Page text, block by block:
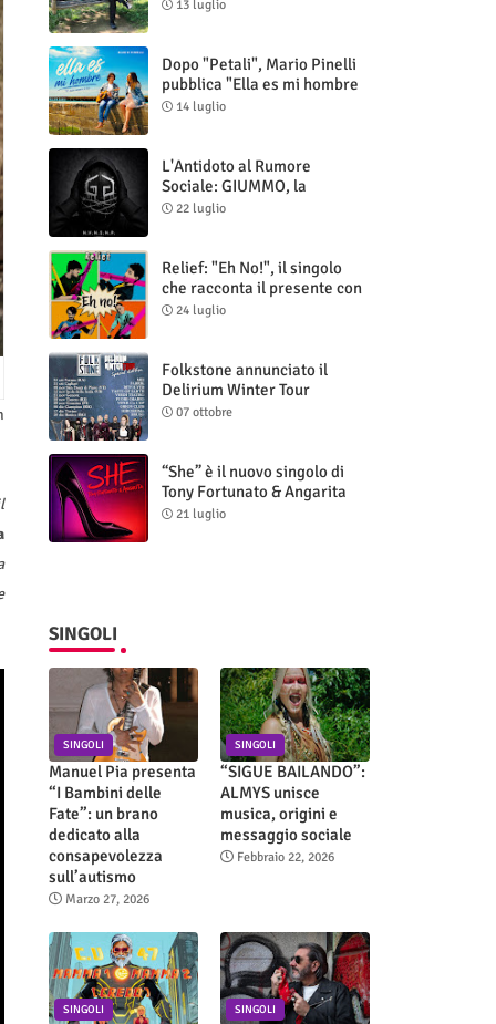
13 luglio
Dopo "Petali", Mario Pinelli
pubblica "Ella es mi hombre
(Il mio uomo è lei)"
14 luglio
L'Antidoto al Rumore
Sociale: GIUMMO, la
Maschera e la Cruda Verità
22 luglio
Relief: "Eh No!", il singolo
che racconta il presente con
ironia e autenticità
24 luglio
Folkstone annunciato il
Delirium Winter Tour
(Special Edition)
07 ottobre
“She” è il nuovo singolo di
Tony Fortunato & Angarita
21 luglio
SINGOLI
SINGOLI
Manuel Pia presenta
“I Bambini delle
Fate”: un brano
dedicato alla
consapevolezza
sull’autismo
Marzo 27, 2026
SINGOLI
“SIGUE BAILANDO”:
ALMYS unisce
musica, origini e
messaggio sociale
Febbraio 22, 2026
SINGOLI SINGOLI